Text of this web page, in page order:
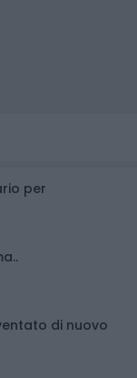
per
di nuovo